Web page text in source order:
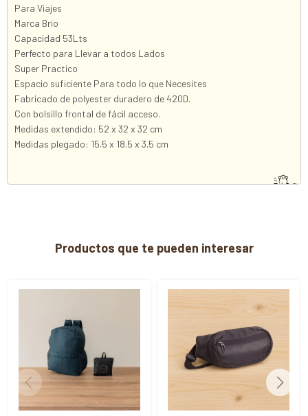
Para Viajes
Marca Brio
Capacidad 53Lts
Perfecto para Llevar a todos Lados
Super Practico
Espacio suficiente Para todo lo que Necesites
Fabricado de polyester duradero de 420D.
Con bolsillo frontal de fácil acceso.
Medidas extendido: 52 x 32 x 32 cm
Medidas plegado: 15.5 x 18.5 x 3.5 cm
Productos que te pueden interesar